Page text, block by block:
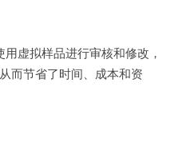
虚拟样品进行审核和修改，
而节省了时间、成本和资